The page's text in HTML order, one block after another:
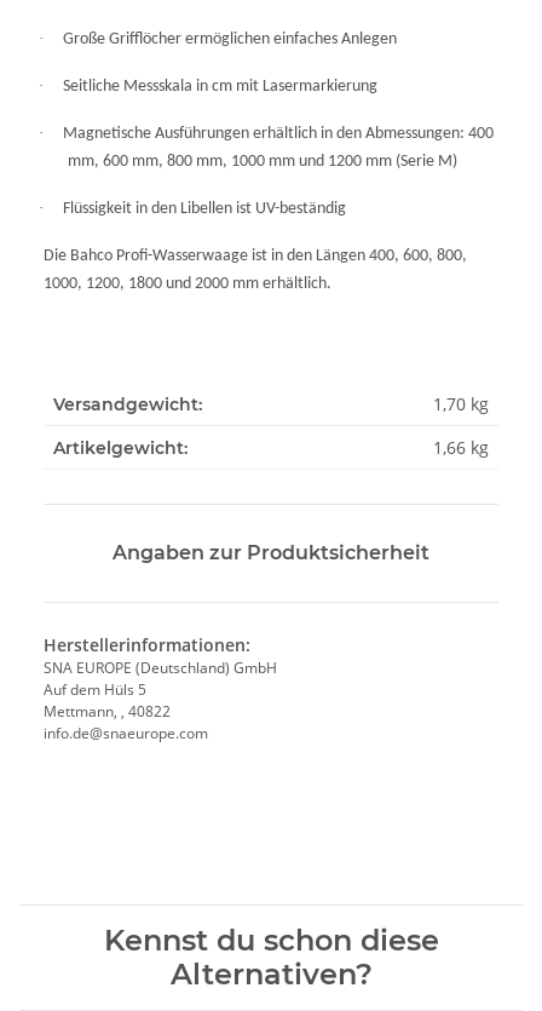
· Große Grifflöcher ermöglichen einfaches Anlegen
· Seitliche Messskala in cm mit Lasermarkierung
·
Magnetische Ausführungen erhältlich in den Abmessungen: 400
mm, 600 mm, 800 mm, 1000 mm und 1200 mm (Serie M)
· Flüssigkeit in den Libellen ist UV-beständig
Die Bahco Profi-Wasserwaage ist in den Längen 400, 600, 800,
1000, 1200, 1800 und 2000 mm erhältlich.
Versandgewicht: 1,70 kg
Artikelgewicht: 1,66 kg
Angaben zur Produktsicherheit
Herstellerinformationen:
SNA EUROPE (Deutschland) GmbH
Auf dem Hüls 5
Mettmann, , 40822
info.de@snaeurope.com
Kennst du schon diese
Alternativen?